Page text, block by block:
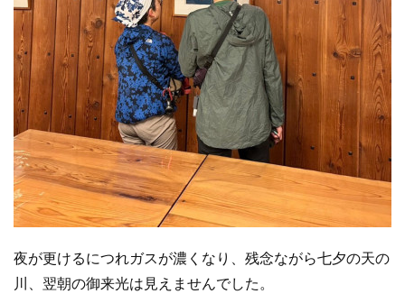
夜が更けるにつれガスが濃くなり、残念ながら七夕の天の
川、翌朝の御来光は見えませんでした。